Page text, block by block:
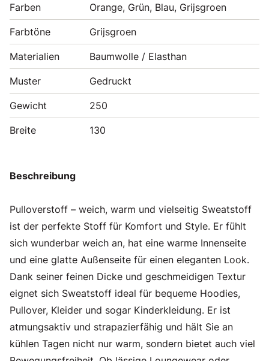
Farben Orange, Grün, Blau, Grijsgroen
Farbtöne Grijsgroen
Materialien Baumwolle / Elasthan
Muster Gedruckt
Gewicht 250
Breite 130
Beschreibung
Pulloverstoff – weich, warm und vielseitig Sweatstoff
ist der perfekte Stoff für Komfort und Style. Er fühlt
sich wunderbar weich an, hat eine warme Innenseite
und eine glatte Außenseite für einen eleganten Look.
Dank seiner feinen Dicke und geschmeidigen Textur
eignet sich Sweatstoff ideal für bequeme Hoodies,
Pullover, Kleider und sogar Kinderkleidung. Er ist
atmungsaktiv und strapazierfähig und hält Sie an
kühlen Tagen nicht nur warm, sondern bietet auch viel